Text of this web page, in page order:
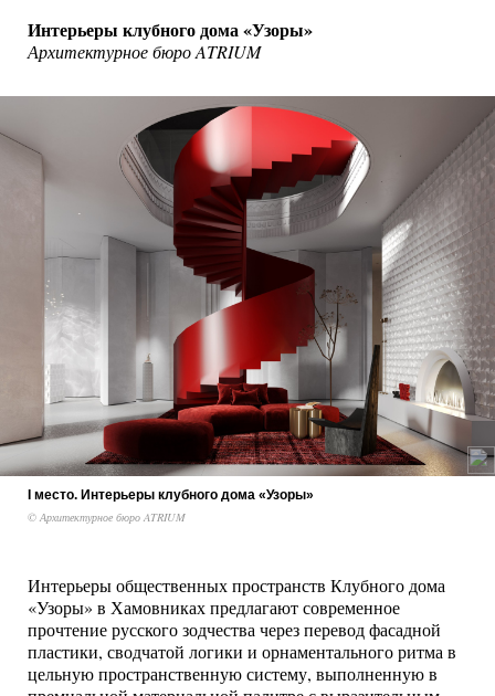
Интерьеры клубного дома «Узоры»
Архитектурное бюро ATRIUM
I место. Интерьеры клубного дома «Узоры»
© Архитектурное бюро ATRIUM
Интерьеры общественных пространств Клубного дома
«Узоры» в Хамовниках предлагают современное
прочтение русского зодчества через перевод фасадной
пластики, сводчатой логики и орнаментального ритма в
цельную пространственную систему, выполненную в